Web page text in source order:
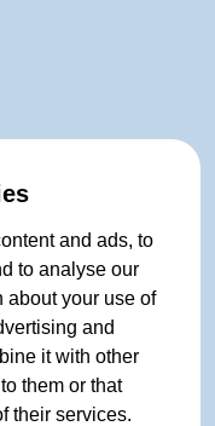
and ads, to
to analyse our
about your use of
and
it with other
them or that
their services.